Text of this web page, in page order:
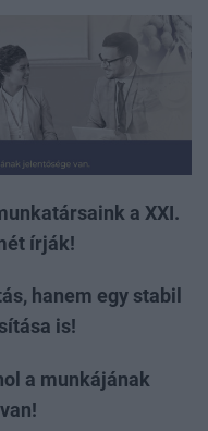
a XXI.
írják!
hanem egy stabil
is!
a munkájának